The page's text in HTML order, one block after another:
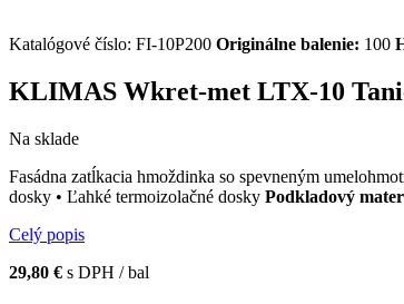
Katalógové číslo: FI-10P200 Originálne balenie: 100
KLIMAS Wkret-met LTX-10
Na sklade
Fasádna zatĺkacia hmoždinka so spevneným
dosky • Ľahké termoizolačné dosky Podkladový
Celý popis
29,80 € s DPH / bal